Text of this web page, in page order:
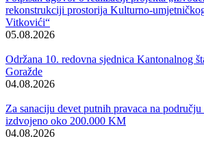
staža stekli pravo na polaganje stručnog
nastavnika.